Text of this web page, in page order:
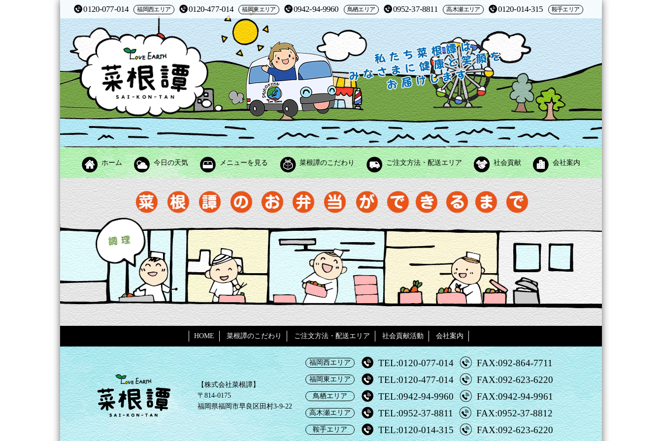
0120-077-014 福岡西エリア 0120-477-014 福岡東エリア 0942-94-9960 鳥栖エリア 0952-37-8811 高木瀬エリア 0120-014-315 鞍手エリア
ホーム 今日の天気 メニューを見る 菜根譚のこだわり ご注文方法・配送エリア 社会貢献 会社案内
HOME 菜根譚のこだわり ご注文方法・配送エリア 社会貢献活動 会社案内
【株式会社菜根譚】
〒814-0175
福岡県福岡市早良区田村3-9-22
福岡西エリア TEL:0120-077-014 FAX:092-864-7711
福岡東エリア TEL:0120-477-014 FAX:092-623-6220
鳥栖エリア TEL:0942-94-9960 FAX:0942-94-9961
高木瀬エリア TEL:0952-37-8811 FAX:0952-37-8812
鞍手エリア TEL:0120-014-315 FAX:092-623-6220